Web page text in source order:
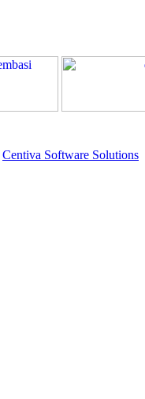
Centiva Software Solutions